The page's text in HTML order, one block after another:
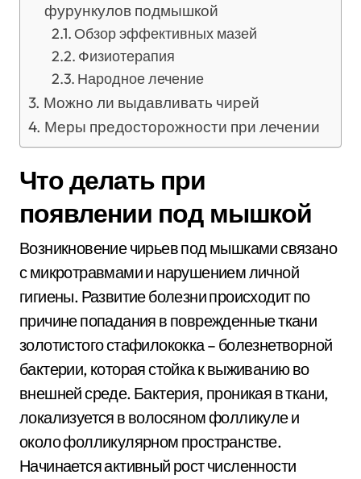
фурункулов подмышкой
Обзор эффективных мазей
Физиотерапия
Народное лечение
Можно ли выдавливать чирей
Меры предосторожности при лечении
Что делать при
появлении под мышкой
Возникновение чирьев под мышками связано
с микротравмами и нарушением личной
гигиены. Развитие болезни происходит по
причине попадания в поврежденные ткани
золотистого стафилококка – болезнетворной
бактерии, которая стойка к выживанию во
внешней среде. Бактерия, проникая в ткани,
локализуется в волосяном фолликуле и
около фолликулярном пространстве.
Начинается активный рост численности